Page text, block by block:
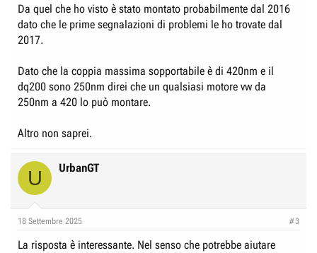
Da quel che ho visto è stato montato probabilmente dal 2016
dato che le prime segnalazioni di problemi le ho trovate dal
2017.
Dato che la coppia massima sopportabile è di 420nm e il
dq200 sono 250nm direi che un qualsiasi motore vw da
250nm a 420 lo può montare.
Altro non saprei.
U UrbanGT
18 Settembre 2025 #3
La risposta è interessante. Nel senso che potrebbe aiutare